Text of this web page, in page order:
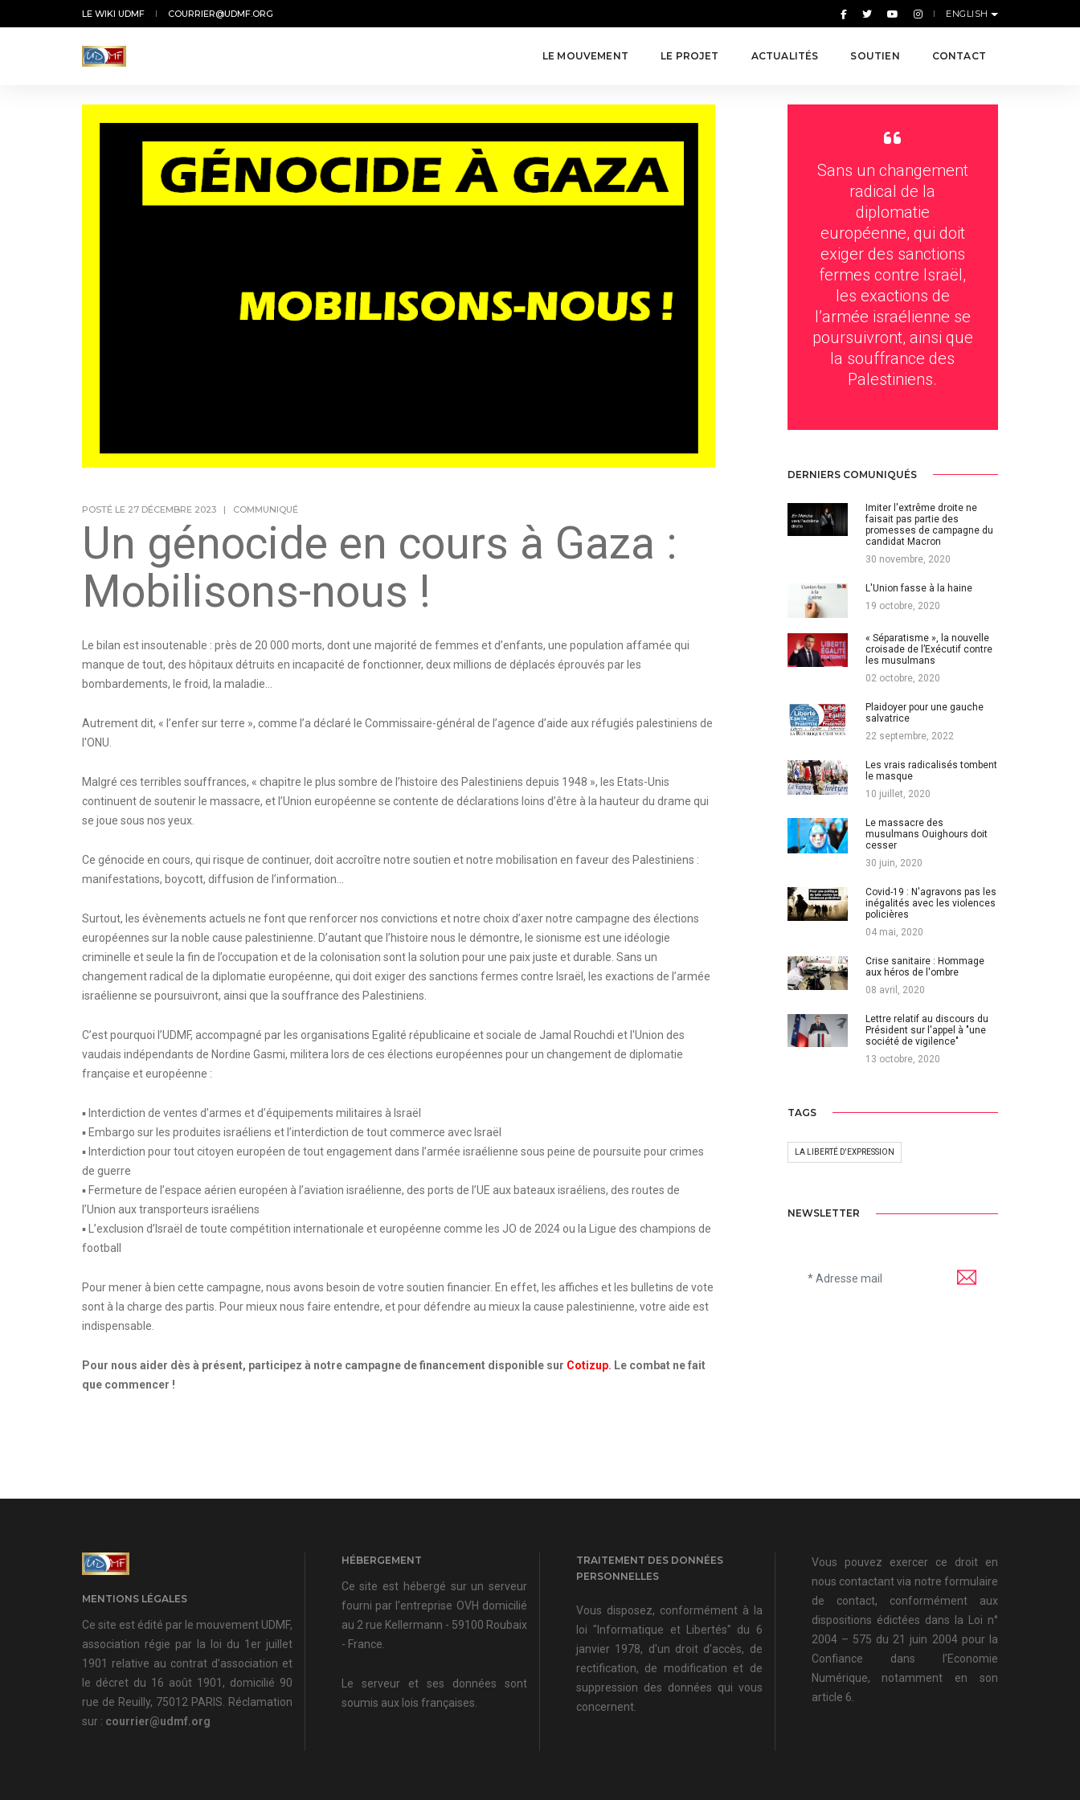
LE WIKI UDMF COURRIER@UDMF.ORG ENGLISH
LE MOUVEMENT LE PROJET ACTUALITÉS SOUTIEN CONTACT
POSTÉ LE 27 DÉCEMBRE 2023 | COMMUNIQUÉ
Un génocide en cours à Gaza :
Mobilisons-nous !
Le bilan est insoutenable : près de 20 000 morts, dont une majorité de femmes et d’enfants, une population affamée qui
manque de tout, des hôpitaux détruits en incapacité de fonctionner, deux millions de déplacés éprouvés par les
bombardements, le froid, la maladie…
Autrement dit, « l’enfer sur terre », comme l’a déclaré le Commissaire-général de l’agence d’aide aux réfugiés palestiniens de
l'ONU.
Malgré ces terribles souffrances, « chapitre le plus sombre de l’histoire des Palestiniens depuis 1948 », les Etats-Unis
continuent de soutenir le massacre, et l’Union européenne se contente de déclarations loins d’être à la hauteur du drame qui
se joue sous nos yeux.
Ce génocide en cours, qui risque de continuer, doit accroître notre soutien et notre mobilisation en faveur des Palestiniens :
manifestations, boycott, diffusion de l’information…
Surtout, les évènements actuels ne font que renforcer nos convictions et notre choix d’axer notre campagne des élections
européennes sur la noble cause palestinienne. D’autant que l’histoire nous le démontre, le sionisme est une idéologie
criminelle et seule la fin de l’occupation et de la colonisation sont la solution pour une paix juste et durable. Sans un
changement radical de la diplomatie européenne, qui doit exiger des sanctions fermes contre Israël, les exactions de l’armée
israélienne se poursuivront, ainsi que la souffrance des Palestiniens.
C’est pourquoi l’UDMF, accompagné par les organisations Egalité républicaine et sociale de Jamal Rouchdi et l'Union des
vaudais indépendants de Nordine Gasmi, militera lors de ces élections européennes pour un changement de diplomatie
française et européenne :
▪️ Interdiction de ventes d’armes et d’équipements militaires à Israël
▪️ Embargo sur les produites israéliens et l’interdiction de tout commerce avec Israël
▪️ Interdiction pour tout citoyen européen de tout engagement dans l’armée israélienne sous peine de poursuite pour crimes
de guerre
▪️ Fermeture de l’espace aérien européen à l’aviation israélienne, des ports de l’UE aux bateaux israéliens, des routes de
l’Union aux transporteurs israéliens
▪️ L’exclusion d’Israël de toute compétition internationale et européenne comme les JO de 2024 ou la Ligue des champions de
football
Pour mener à bien cette campagne, nous avons besoin de votre soutien financier. En effet, les affiches et les bulletins de vote
sont à la charge des partis. Pour mieux nous faire entendre, et pour défendre au mieux la cause palestinienne, votre aide est
indispensable.
Pour nous aider dès à présent, participez à notre campagne de financement disponible sur Cotizup. Le combat ne fait
que commencer !
Sans un changement
radical de la
diplomatie
européenne, qui doit
exiger des sanctions
fermes contre Israël,
les exactions de
l’armée israélienne se
poursuivront, ainsi que
la souffrance des
Palestiniens.
DERNIERS COMUNIQUÉS
Imiter l'extrême droite ne
faisait pas partie des
promesses de campagne du
candidat Macron
30 novembre, 2020
L'Union fasse à la haine
19 octobre, 2020
« Séparatisme », la nouvelle
croisade de l’Exécutif contre
les musulmans
02 octobre, 2020
Plaidoyer pour une gauche
salvatrice
22 septembre, 2022
Les vrais radicalisés tombent
le masque
10 juillet, 2020
Le massacre des
musulmans Ouighours doit
cesser
30 juin, 2020
Covid-19 : N'agravons pas les
inégalités avec les violences
policières
04 mai, 2020
Crise sanitaire : Hommage
aux héros de l'ombre
08 avril, 2020
Lettre relatif au discours du
Président sur l'appel à "une
société de vigilence"
13 octobre, 2020
TAGS
LA LIBERTÉ D'EXPRESSION
NEWSLETTER
MENTIONS LÉGALES
Ce site est édité par le mouvement UDMF,
association régie par la loi du 1er juillet
1901 relative au contrat d’association et
le décret du 16 août 1901, domicilié 90
rue de Reuilly, 75012 PARIS. Réclamation
sur : courrier@udmf.org
HÉBERGEMENT
Ce site est hébergé sur un serveur
fourni par l'entreprise OVH domicilié
au 2 rue Kellermann - 59100 Roubaix
- France.
Le serveur et ses données sont
soumis aux lois françaises.
TRAITEMENT DES DONNÉES
PERSONNELLES
Vous disposez, conformément à la
loi "Informatique et Libertés" du 6
janvier 1978, d'un droit d'accès, de
rectification, de modification et de
suppression des données qui vous
concernent.
Vous pouvez exercer ce droit en
nous contactant via notre formulaire
de contact, conformément aux
dispositions édictées dans la Loi n°
2004 – 575 du 21 juin 2004 pour la
Confiance dans l’Economie
Numérique, notamment en son
article 6.